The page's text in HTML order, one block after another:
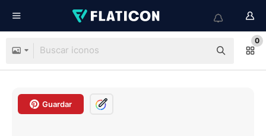
0
Guardar